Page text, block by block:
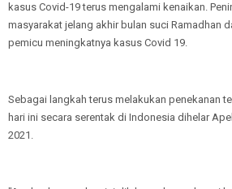
kasus Covid-19 terus mengalami kenaikan.
masyarakat jelang akhir bulan suci Ramadhan
pemicu meningkatnya kasus Covid 19.
Sebagai langkah terus melakukan penekanan
hari ini secara serentak di Indonesia dihelar
2021.